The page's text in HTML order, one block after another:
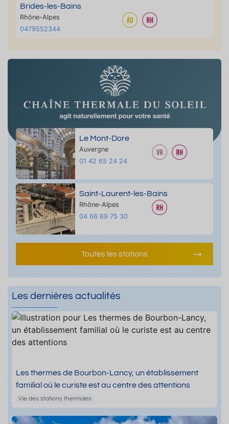
Brides-les-Bains
Rhône-Alpes
0479552344
Le Mont-Dore
Auvergne
01 42 65 24 24
Saint-Laurent-les-Bains
Rhône-Alpes
04 66 69 75 30
Toutes les stations
Les dernières actualités
Les thermes de Bourbon-Lancy, un établissement
familial où le curiste est au centre des attentions
Vie des stations thermales